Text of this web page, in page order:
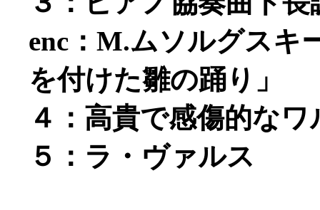
enc：M.ムソルグスキ
を付けた雛の踊り」
４：高貴で感傷的なワ
５：ラ・ヴァルス